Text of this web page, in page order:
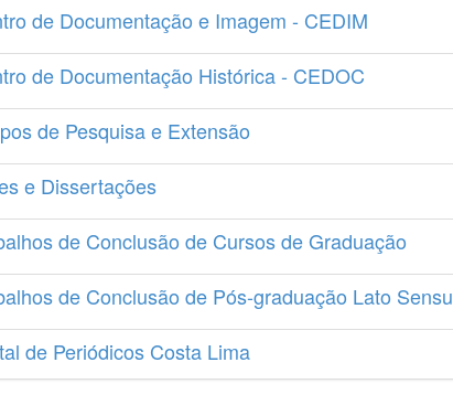
de Documentação e Imagem - CEDIM
de Documentação Histórica - CEDOC
de Pesquisa e Extensão
e Dissertações
de Conclusão de Cursos de Graduação
de Conclusão de Pós-graduação Lato Sensu
de Periódicos Costa Lima